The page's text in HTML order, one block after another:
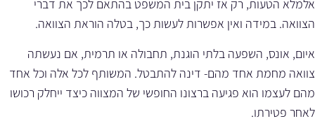
אלמלא הטעות, רק אז יתקן בית המשפט בהתאם לכך את דברי
הצוואה. במידה ואין אפשרות לעשות כך, בטלה הוראת הצוואה.
איום, אונס, השפעה בלתי הוגנת, תחבולה או תרמית, אם נעשתה
צוואה מחמת אחד מהם- דינה להתבטל. המשותף לכל אלה וכל אחד
מהם לעצמו הוא פגיעה ברצונו החופשי של המצווה כיצד ייחלק רכושו
לאחר פטירתו.